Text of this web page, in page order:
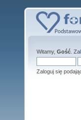
Witamy, Gość
Zaloguj się